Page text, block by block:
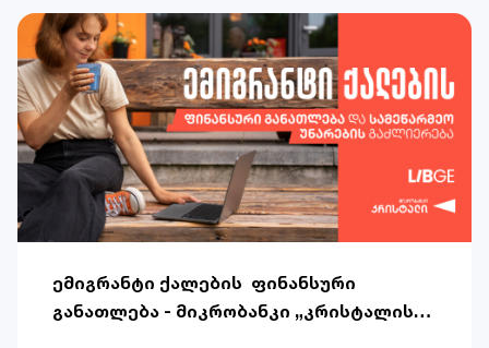
ემიგრანტი ქალების ფინანსური
განათლება - მიკრობანკი „კრისტალისა“